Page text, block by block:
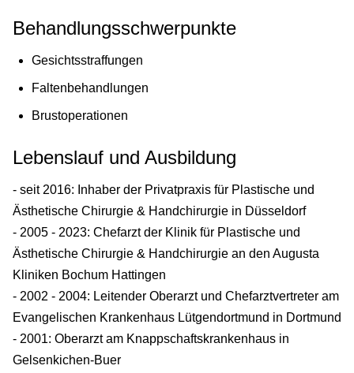
Behandlungsschwerpunkte
Gesichtsstraffungen
Faltenbehandlungen
Brustoperationen
Lebenslauf und Ausbildung
- seit 2016: Inhaber der Privatpraxis für Plastische und
Ästhetische Chirurgie & Handchirurgie in Düsseldorf
- 2005 - 2023: Chefarzt der Klinik für Plastische und
Ästhetische Chirurgie & Handchirurgie an den Augusta
Kliniken Bochum Hattingen
- 2002 - 2004: Leitender Oberarzt und Chefarztver­treter am
Evangelischen Krankenhaus Lütgendort­mund in Dortmund
- 2001: Oberarzt am Knappschaftskrankenhaus in
Gelsenkichen-Buer